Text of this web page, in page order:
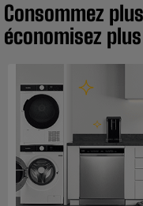
Consommez
économisez plus